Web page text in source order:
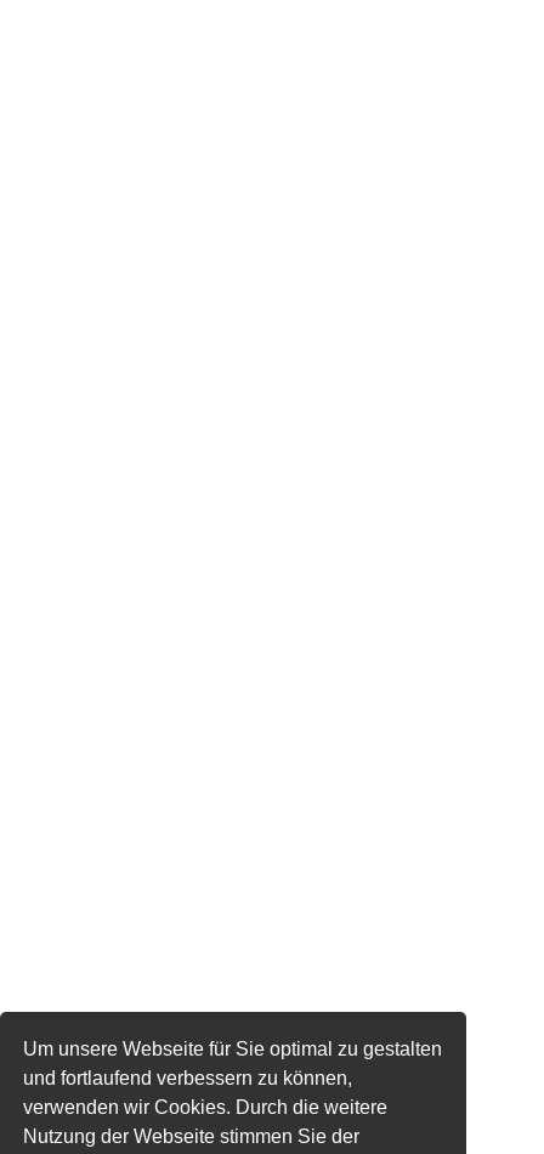
Um unsere Webseite für Sie optimal zu gestalten
und fortlaufend verbessern zu können,
verwenden wir Cookies. Durch die weitere
Nutzung der Webseite stimmen Sie der